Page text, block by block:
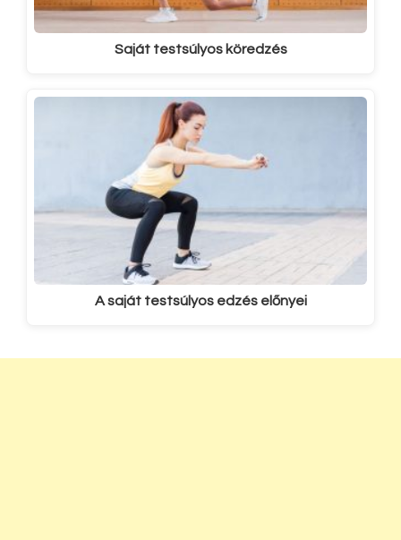
Saját testsúlyos köredzés
A saját testsúlyos edzés előnyei